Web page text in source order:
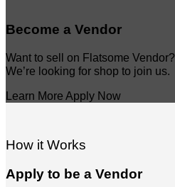
Become a Vendor
Want to sell on Flatsome Vendor?
We’re looking for shop to join us.
Learn More Apply Now
How it Works
Apply to be a Vendor